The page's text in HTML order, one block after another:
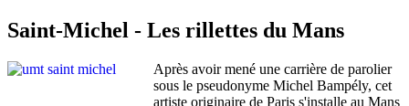
Saint-Michel - Les rillettes du Mans
Après avoir mené une carrière de parolier
sous le pseudonyme Michel Bampély, cet
artiste originaire de Paris s'installe au Mans